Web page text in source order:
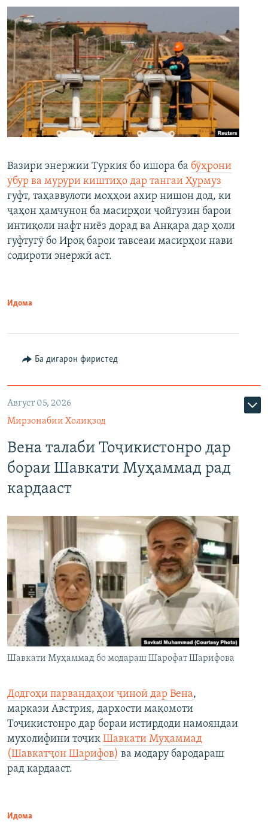
Вазири энержии Туркия бо ишора ба бӯҳрони
убур ва мурури киштиҳо дар тангаи Ҳурмуз
гуфт, таҳаввулоти моҳҳои ахир нишон дод, ки
ҷаҳон ҳамчунон ба масирҳои ҷойгузин барои
интиқоли нафт ниёз дорад ва Анқара дар ҳоли
гуфтугӯ бо Ироқ барои тавсеаи масирҳои нави
содироти энержӣ аст.
Идома
Ба дигарон фиристед
Август 05, 2026
Мирзонабии Холиқзод
Вена талаби Тоҷикистонро дар
бораи Шавкати Муҳаммад рад
кардааст
Шавкати Муҳаммад бо модараш Шарофат Шарифова
Додгоҳи парвандаҳои ҷиноӣ дар Вена,
маркази Австрия, дархости мақомоти
Тоҷикистонро дар бораи истирдоди намояндаи
мухолифини тоҷик Шавкати Муҳаммад
(Шавкатҷон Шарифов) ва модару бародараш
рад кардааст.
Идома